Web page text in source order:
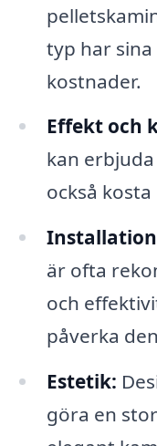
typ har
kostnader.
Effekt och
kan
också kosta
är ofta
och
påverka
Estetik:
göra en